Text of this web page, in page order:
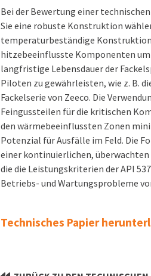
Bei der Bewertung einer
Sie eine robuste Konstruktion
temperaturbeständige
hitzebeeinflusste Komponenten
langfristige Lebensdauer der
Piloten zu gewährleisten, wie z. B.
Fackelserie von Zeeco. Die
Feingussteilen für die kritischen
den wärmebeeinflussten Zonen
Potenzial für Ausfälle im Feld. Die
einer kontinuierlichen,
die die Leistungskriterien der API
Betriebs- und Wartungsprobleme
Technisches Papier